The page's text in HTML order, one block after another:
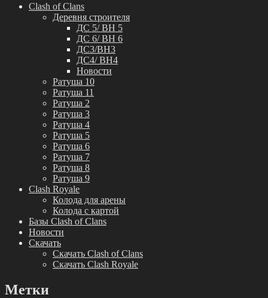
Clash of Clans
Деревня строителя
ДС 5/ BH 5
ДС 6/ BH 6
ДС3/BH3
ДС4/ BH4
Новости
Ратуша 10
Ратуша 11
Ратуша 2
Ратуша 3
Ратуша 4
Ратуша 5
Ратуша 6
Ратуша 7
Ратуша 8
Ратуша 9
Clash Royale
Колода для арены
Колода с картой
Базы Clash of Clans
Новости
Скачать
Скачать Clash of Clans
Скачать Clash Royale
Метки